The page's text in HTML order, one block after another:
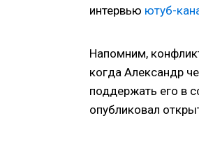
интервью ютуб-
Напомним,
когда Александр
поддержать его в
опубликовал